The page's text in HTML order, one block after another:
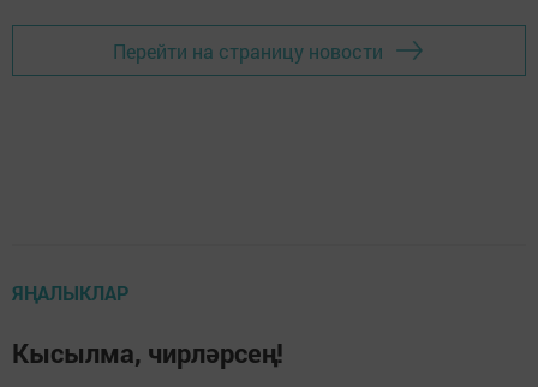
Перейти на страницу новости
ЯҢАЛЫКЛАР
Кысылма, чирләрсең!